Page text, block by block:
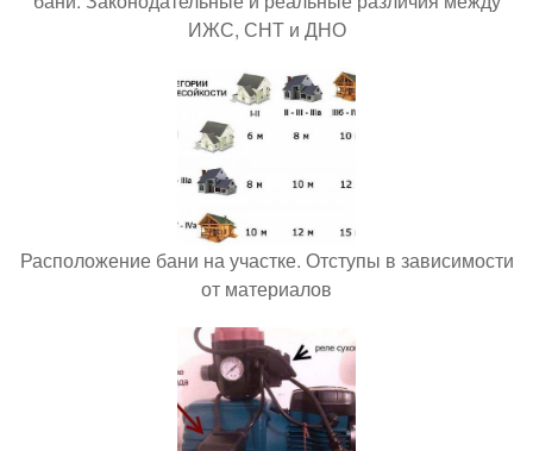
ИЖС, СНТ и ДНО
Расположение бани на участке. Отступы в зависимости
от материалов